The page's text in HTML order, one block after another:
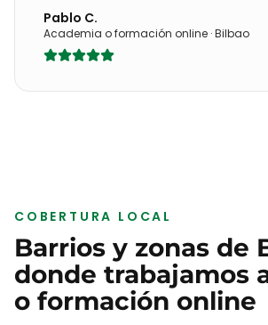
Pablo C.
Academia o formación online ·Bilbao
COBERTURA LOCAL
Barrios y zonas de
donde trabajamos
o formación online